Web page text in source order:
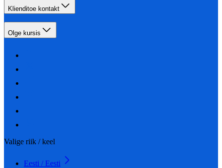
Klienditoe kontakt
Olge kursis
Valige riik / keel
Eesti / Eesti